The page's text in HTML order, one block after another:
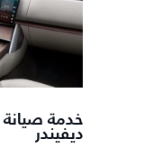
خدمة
ديفيندر